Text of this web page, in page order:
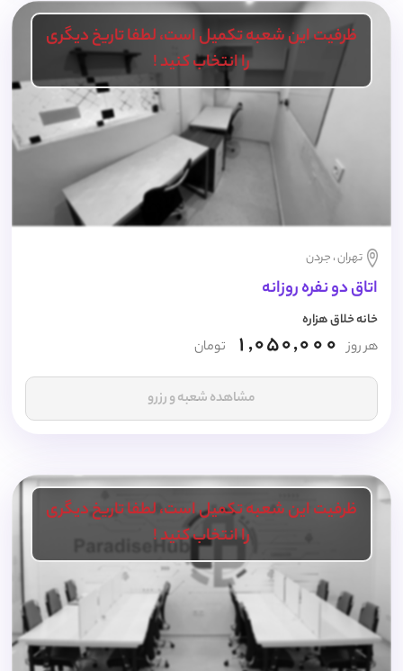
ظرفیت این شعبه تکمیل است، لطفا تاریخ دیگری
را انتخاب کنید !
تهران ، جردن
اتاق دو نفره روزانه
خانه خلاق هزاره
هر روز 1,050,000 تومان
مشاهده شعبه و رزرو
ظرفیت این شعبه تکمیل است، لطفا تاریخ دیگری
را انتخاب کنید !